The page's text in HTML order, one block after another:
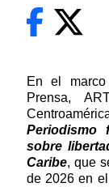
En el
Prensa,
Periodismo
sobre
Caribe, que
de 2026 en